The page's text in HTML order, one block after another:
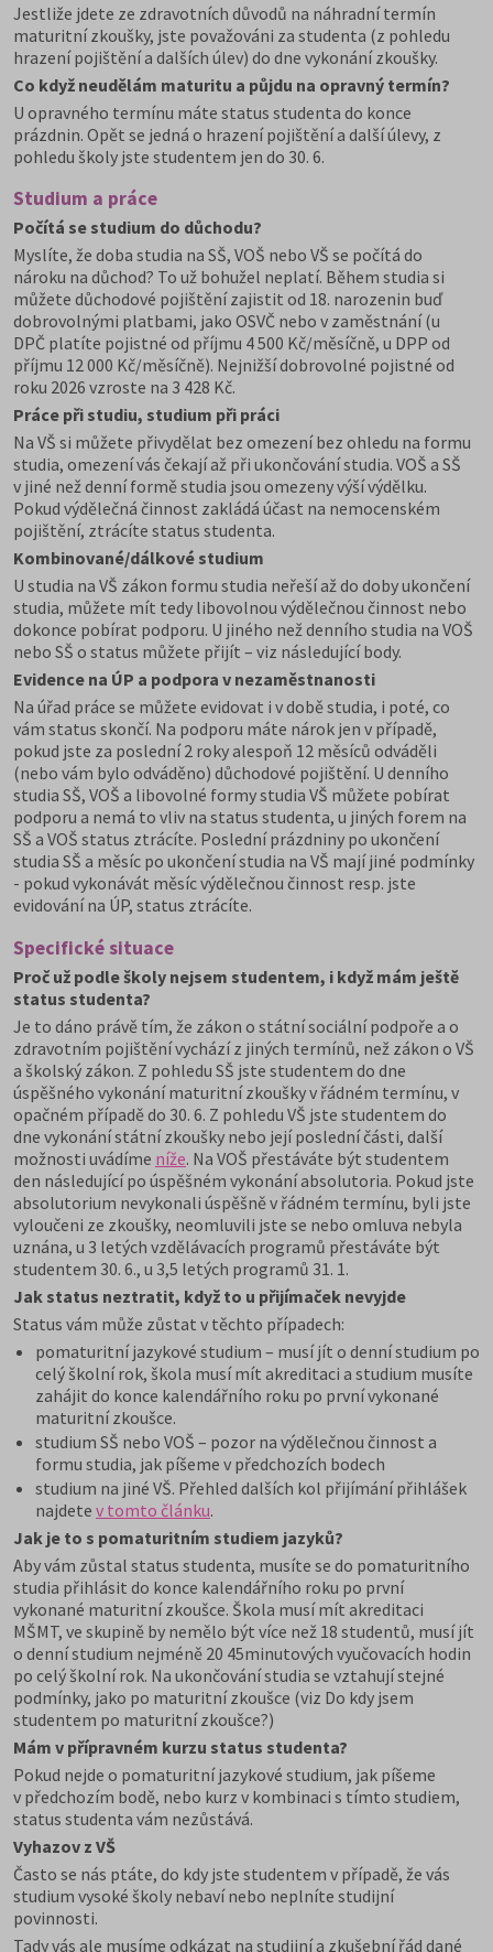
Jestliže jdete ze zdravotních důvodů na náhradní termín
maturitní zkoušky, jste považováni za studenta (z pohledu
hrazení pojištění a dalších úlev) do dne vykonání zkoušky.
Co když neudělám maturitu a půjdu na opravný termín?
U opravného termínu máte status studenta do konce
prázdnin. Opět se jedná o hrazení pojištění a další úlevy, z
pohledu školy jste studentem jen do 30. 6.
Studium a práce
Počítá se studium do důchodu?
Myslíte, že doba studia na SŠ, VOŠ nebo VŠ se počítá do
nároku na důchod? To už bohužel neplatí. Během studia si
můžete důchodové pojištění zajistit od 18. narozenin buď
dobrovolnými platbami, jako OSVČ nebo v zaměstnání (u
DPČ platíte pojistné od příjmu 4 500 Kč/měsíčně, u DPP od
příjmu 12 000 Kč/měsíčně). Nejnižší dobrovolné pojistné od
roku 2026 vzroste na 3 428 Kč.
Práce při studiu, studium při práci
Na VŠ si můžete přivydělat bez omezení bez ohledu na formu
studia, omezení vás čekají až při ukončování studia. VOŠ a SŠ
v jiné než denní formě studia jsou omezeny výší výdělku.
Pokud výdělečná činnost zakládá účast na nemocenském
pojištění, ztrácíte status studenta.
Kombinované/dálkové studium
U studia na VŠ zákon formu studia neřeší až do doby ukončení
studia, můžete mít tedy libovolnou výdělečnou činnost nebo
dokonce pobírat podporu. U jiného než denního studia na VOŠ
nebo SŠ o status můžete přijít – viz následující body.
Evidence na ÚP a podpora v nezaměstnanosti
Na úřad práce se můžete evidovat i v době studia, i poté, co
vám status skončí. Na podporu máte nárok jen v případě,
pokud jste za poslední 2 roky alespoň 12 měsíců odváděli
(nebo vám bylo odváděno) důchodové pojištění. U denního
studia SŠ, VOŠ a libovolné formy studia VŠ můžete pobírat
podporu a nemá to vliv na status studenta, u jiných forem na
SŠ a VOŠ status ztrácíte. Poslední prázdniny po ukončení
studia SŠ a měsíc po ukončení studia na VŠ mají jiné podmínky
- pokud vykonávát měsíc výdělečnou činnost resp. jste
evidování na ÚP, status ztrácíte.
Specifické situace
Proč už podle školy nejsem studentem, i když mám ještě
status studenta?
Je to dáno právě tím, že zákon o státní sociální podpoře a o
zdravotním pojištění vychází z jiných termínů, než zákon o VŠ
a školský zákon. Z pohledu SŠ jste studentem do dne
úspěšného vykonání maturitní zkoušky v řádném termínu, v
opačném případě do 30. 6. Z pohledu VŠ jste studentem do
dne vykonání státní zkoušky nebo její poslední části, další
možnosti uvádíme níže. Na VOŠ přestáváte být studentem
den následující po úspěšném vykonání absolutoria. Pokud jste
absolutorium nevykonali úspěšně v řádném termínu, byli jste
vyloučeni ze zkoušky, neomluvili jste se nebo omluva nebyla
uznána, u 3 letých vzdělávacích programů přestáváte být
studentem 30. 6., u 3,5 letých programů 31. 1.
Jak status neztratit, když to u přijímaček nevyjde
Status vám může zůstat v těchto případech:
pomaturitní jazykové studium – musí jít o denní studium po
celý školní rok, škola musí mít akreditaci a studium musíte
zahájit do konce kalendářního roku po první vykonané
maturitní zkoušce.
studium SŠ nebo VOŠ – pozor na výdělečnou činnost a
formu studia, jak píšeme v předchozích bodech
studium na jiné VŠ. Přehled dalších kol přijímání přihlášek
najdete v tomto článku.
Jak je to s pomaturitním studiem jazyků?
Aby vám zůstal status studenta, musíte se do pomaturitního
studia přihlásit do konce kalendářního roku po první
vykonané maturitní zkoušce. Škola musí mít akreditaci
MŠMT, ve skupině by nemělo být více než 18 studentů, musí jít
o denní studium nejméně 20 45minutových vyučovacích hodin
po celý školní rok. Na ukončování studia se vztahují stejné
podmínky, jako po maturitní zkoušce (viz Do kdy jsem
studentem po maturitní zkoušce?)
Mám v přípravném kurzu status studenta?
Pokud nejde o pomaturitní jazykové studium, jak píšeme
v předchozím bodě, nebo kurz v kombinaci s tímto studiem,
status studenta vám nezůstává.
Vyhazov z VŠ
Často se nás ptáte, do kdy jste studentem v případě, že vás
studium vysoké školy nebaví nebo neplníte studijní
povinnosti.
Tady vás ale musíme odkázat na studijní a zkušební řád dané